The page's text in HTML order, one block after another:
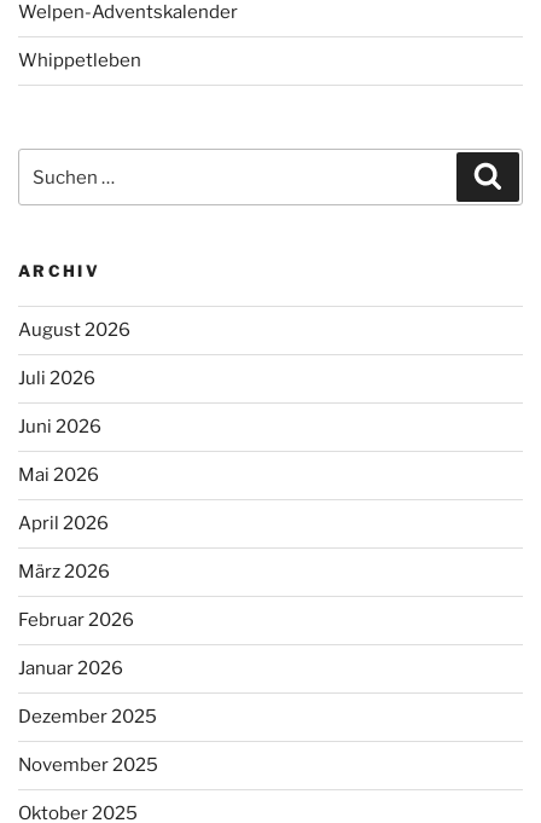
Welpen-Adventskalender
Whippetleben
nach:
ARCHIV
August 2026
Juli 2026
Juni 2026
Mai 2026
April 2026
März 2026
Februar 2026
Januar 2026
Dezember 2025
November 2025
Oktober 2025